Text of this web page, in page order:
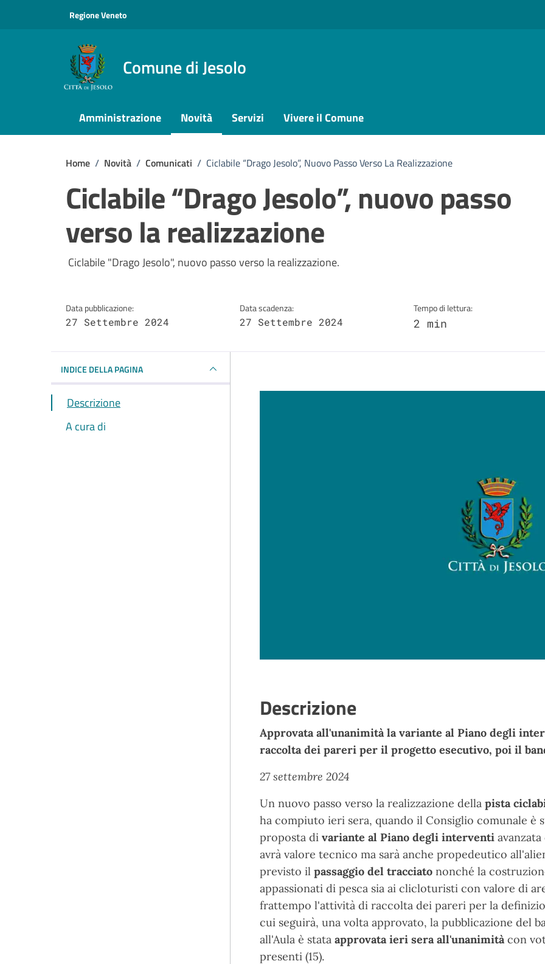
Regione Veneto
Comune di Jesolo
Amministrazione Novità Servizi Vivere il Comune
Home / Novità / Comunicati / Ciclabile “Drago Jesolo”, Nuovo Passo Verso La Realizzazione
Ciclabile “Drago Jesolo”, nuovo passo
verso la realizzazione
Dettagli della notizia
Ciclabile "Drago Jesolo", nuovo passo verso la realizzazione.
Data pubblicazione:
27 Settembre 2024
Data scadenza:
27 Settembre 2024
Tempo di lettura:
2 min
INDICE DELLA PAGINA
Descrizione
A cura di
Descrizione
Approvata all'unanimità la variante al Piano degli
raccolta dei pareri per il progetto esecutivo, poi il
27 settembre 2024
Un nuovo passo verso la realizzazione della pista
ha compiuto ieri sera, quando il Consiglio comunale è
proposta di variante al Piano degli interventi
avrà valore tecnico ma sarà anche propedeutico
previsto il passaggio del tracciato nonché la
appassionati di pesca sia ai clicloturisti con valore di
frattempo l'attività di raccolta dei pareri per la
cui seguirà, una volta approvato, la pubblicazione del
all'Aula è stata approvata ieri sera all'unanimità con
presenti (15).